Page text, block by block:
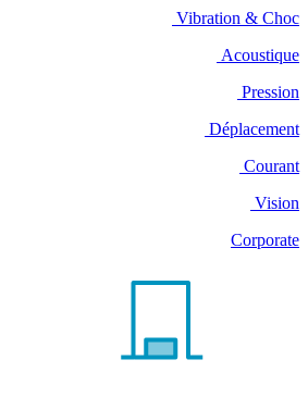
Vibration & Choc
Acoustique
Pression
Déplacement
Courant
Vision
Corporate